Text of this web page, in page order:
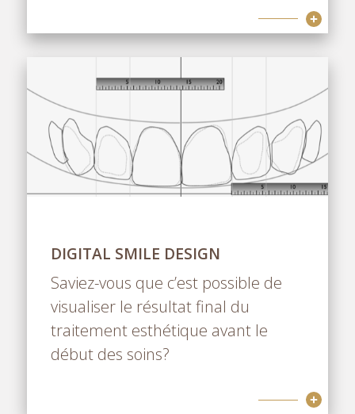
DIGITAL SMILE DESIGN
Saviez-vous que c’est possible de
visualiser le résultat final du
traitement esthétique avant le
début des soins?